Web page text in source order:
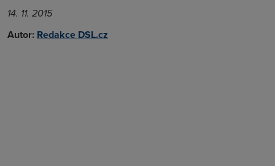
14. 11. 2015
Autor: Redakce DSL.cz